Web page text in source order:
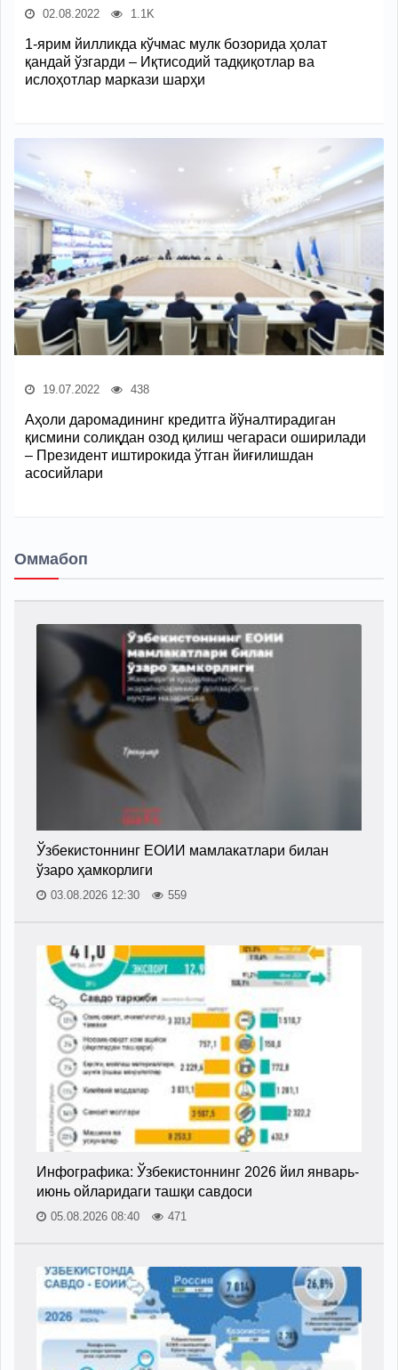
02.08.2022 1.1K
1-ярим йилликда кўчмас мулк бозорида ҳолат
қандай ўзгарди – Иқтисодий тадқиқотлар ва
ислоҳотлар маркази шарҳи
19.07.2022 438
Аҳоли даромадининг кредитга йўналтирадиган
қисмини солиқдан озод қилиш чегараси оширилади
– Президент иштирокида ўтган йиғилишдан
асосийлари
Оммабоп
Ўзбекистоннинг ЕОИИ мамлакатлари билан
ўзаро ҳамкорлиги
03.08.2026 12:30 559
Инфографика: Ўзбекистоннинг 2026 йил январь-
июнь ойларидаги ташқи савдоси
05.08.2026 08:40 471